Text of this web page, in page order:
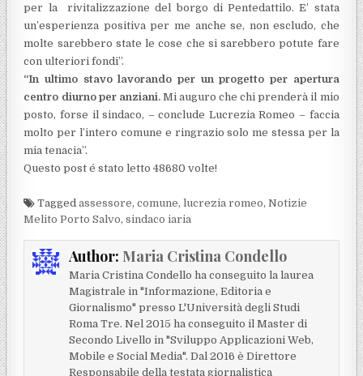
per la rivitalizzazione del borgo di Pentedattilo. E’ stata
un’esperienza positiva per me anche se, non escludo, che
molte sarebbero state le cose che si sarebbero potute fare
con ulteriori fondi”.
“In ultimo stavo lavorando per un progetto per apertura
centro diurno per anziani.Mi auguro che chi prenderà il mio
posto, forse il sindaco, – conclude Lucrezia Romeo – faccia
molto per l’intero comune e ringrazio solo me stessa per la
mia tenacia”.
Questo post é stato letto 48680 volte!
Taggedassessore,comune,lucrezia romeo,Notizie
Melito Porto Salvo,sindaco iaria
Author: Maria Cristina Condello
Maria Cristina Condello ha conseguito la laurea
Magistrale in "Informazione, Editoria e
Giornalismo" presso L'Università degli Studi
Roma Tre. Nel 2015 ha conseguito il Master di
Secondo Livello in "Sviluppo Applicazioni Web,
Mobile e Social Media". Dal 2016 è Direttore
Responsabile della testata giornalistica